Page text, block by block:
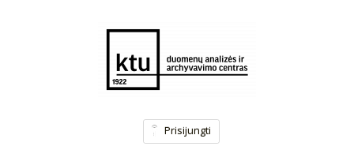
Prisijungti